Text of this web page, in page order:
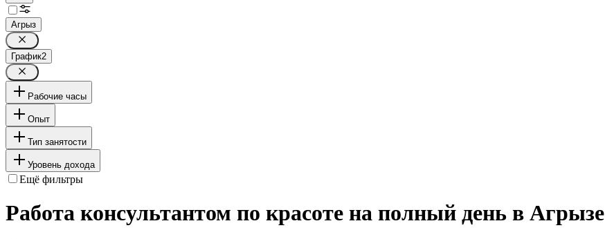
Агрыз
График2
Рабочие часы
Опыт
Тип занятости
Уровень дохода
Ещё фильтры
Работа консультантом по красоте на полный день в Агрызе